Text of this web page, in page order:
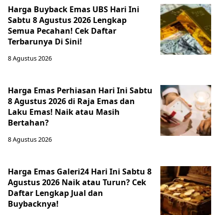
Harga Buyback Emas UBS Hari Ini
Sabtu 8 Agustus 2026 Lengkap
Semua Pecahan! Cek Daftar
Terbarunya Di Sini!
8 Agustus 2026
Harga Emas Perhiasan Hari Ini Sabtu
8 Agustus 2026 di Raja Emas dan
Laku Emas! Naik atau Masih
Bertahan?
8 Agustus 2026
Harga Emas Galeri24 Hari Ini Sabtu 8
Agustus 2026 Naik atau Turun? Cek
Daftar Lengkap Jual dan
Buybacknya!